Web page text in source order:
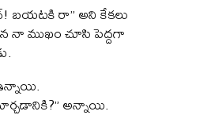
బయటకి రా” అని కేకలు
ముఖం చూసి పెద్దగా
అన్నాయి.